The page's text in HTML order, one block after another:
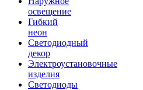
освещение
Гибкий
неон
Светодиодный
декор
Электроустановочные
изделия
Светодиоды